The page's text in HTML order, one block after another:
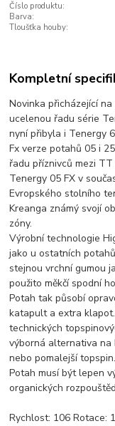
Číslo produktu:
Barva:
Tloušťka houby:
Kompletní
Novinka přicházející
ucelenou řadu série
nyní přibyla i Tenergy
Fx verze potahů 05 i
řadu příznivců mezi
Tenergy 05 FX v
Evropského stolního
Kreanga známý svojí
zóny.
Výrobní technologie
jako u ostatních
stejnou vrchní gumou
použito měkčí spodní
Potah tak působí
katapult a extra
technických
výborná alternativa na
nebo pomalejší topspin.
Potah musí být lepen
organických
Rychlost: 106 Rotace: